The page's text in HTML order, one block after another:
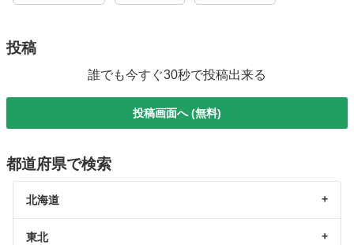
投稿
誰でも今すぐ30秒で投稿出来る
投稿画面へ (無料)
都道府県で検索
北海道
東北